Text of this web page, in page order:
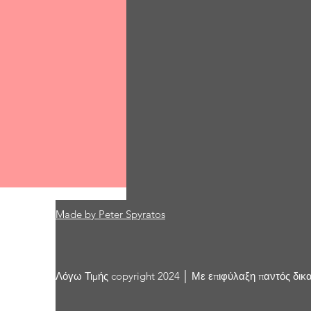
Comments
Write a comment...
Made by Peter Spyratos
Λόγω Τιμής copyright 2024 │ Με επιφύλαξη παντός